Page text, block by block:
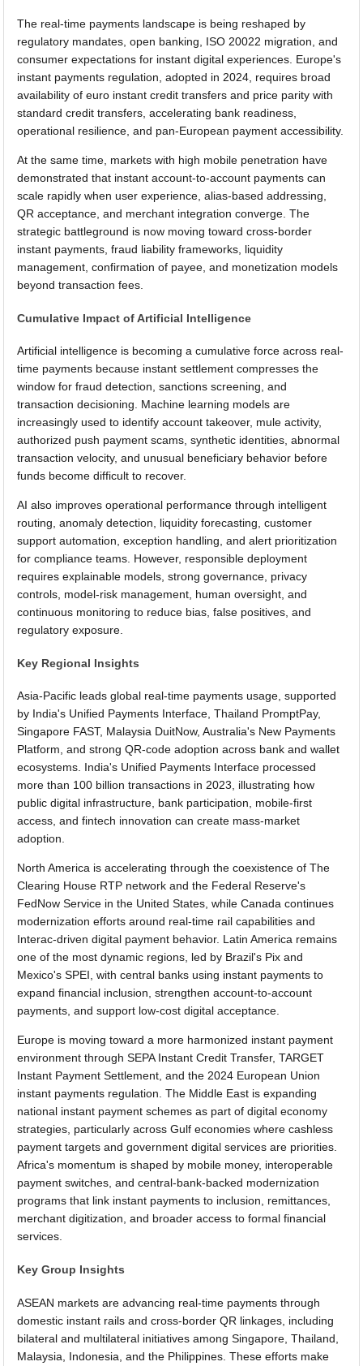
The real-time payments landscape is being reshaped by
regulatory mandates, open banking, ISO 20022 migration, and
consumer expectations for instant digital experiences. Europe's
instant payments regulation, adopted in 2024, requires broad
availability of euro instant credit transfers and price parity with
standard credit transfers, accelerating bank readiness,
operational resilience, and pan-European payment accessibility.
At the same time, markets with high mobile penetration have
demonstrated that instant account-to-account payments can
scale rapidly when user experience, alias-based addressing,
QR acceptance, and merchant integration converge. The
strategic battleground is now moving toward cross-border
instant payments, fraud liability frameworks, liquidity
management, confirmation of payee, and monetization models
beyond transaction fees.
Cumulative Impact of Artificial Intelligence
Artificial intelligence is becoming a cumulative force across real-
time payments because instant settlement compresses the
window for fraud detection, sanctions screening, and
transaction decisioning. Machine learning models are
increasingly used to identify account takeover, mule activity,
authorized push payment scams, synthetic identities, abnormal
transaction velocity, and unusual beneficiary behavior before
funds become difficult to recover.
AI also improves operational performance through intelligent
routing, anomaly detection, liquidity forecasting, customer
support automation, exception handling, and alert prioritization
for compliance teams. However, responsible deployment
requires explainable models, strong governance, privacy
controls, model-risk management, human oversight, and
continuous monitoring to reduce bias, false positives, and
regulatory exposure.
Key Regional Insights
Asia-Pacific leads global real-time payments usage, supported
by India's Unified Payments Interface, Thailand PromptPay,
Singapore FAST, Malaysia DuitNow, Australia's New Payments
Platform, and strong QR-code adoption across bank and wallet
ecosystems. India's Unified Payments Interface processed
more than 100 billion transactions in 2023, illustrating how
public digital infrastructure, bank participation, mobile-first
access, and fintech innovation can create mass-market
adoption.
North America is accelerating through the coexistence of The
Clearing House RTP network and the Federal Reserve's
FedNow Service in the United States, while Canada continues
modernization efforts around real-time rail capabilities and
Interac-driven digital payment behavior. Latin America remains
one of the most dynamic regions, led by Brazil's Pix and
Mexico's SPEI, with central banks using instant payments to
expand financial inclusion, strengthen account-to-account
payments, and support low-cost digital acceptance.
Europe is moving toward a more harmonized instant payment
environment through SEPA Instant Credit Transfer, TARGET
Instant Payment Settlement, and the 2024 European Union
instant payments regulation. The Middle East is expanding
national instant payment schemes as part of digital economy
strategies, particularly across Gulf economies where cashless
payment targets and government digital services are priorities.
Africa's momentum is shaped by mobile money, interoperable
payment switches, and central-bank-backed modernization
programs that link instant payments to inclusion, remittances,
merchant digitization, and broader access to formal financial
services.
Key Group Insights
ASEAN markets are advancing real-time payments through
domestic instant rails and cross-border QR linkages, including
bilateral and multilateral initiatives among Singapore, Thailand,
Malaysia, Indonesia, and the Philippines. These efforts make